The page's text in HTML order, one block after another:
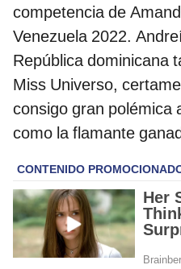
competencia de
Venezuela 2022.
República dominicana
Miss Universo,
consigo gran polémica
como la flamante